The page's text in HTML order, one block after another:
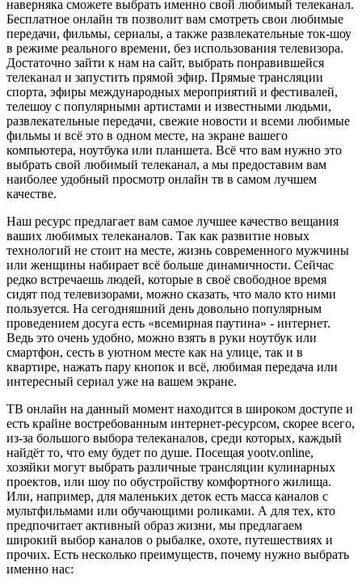
наверняка сможете выбрать именно свой любимый телеканал.
Бесплатное онлайн тв позволит вам смотреть свои любимые
передачи, фильмы, сериалы, а также развлекательные ток-шоу
в режиме реального времени, без использования телевизора.
Достаточно зайти к нам на сайт, выбрать понравившейся
телеканал и запустить прямой эфир. Прямые трансляции
спорта, эфиры международных мероприятий и фестивалей,
телешоу с популярными артистами и известными людьми,
развлекательные передачи, свежие новости и всеми любимые
фильмы и всё это в одном месте, на экране вашего
компьютера, ноутбука или планшета. Всё что вам нужно это
выбрать свой любимый телеканал, а мы предоставим вам
наиболее удобный просмотр онлайн тв в самом лучшем
качестве.
Наш ресурс предлагает вам самое лучшее качество вещания
ваших любимых телеканалов. Так как развитие новых
технологий не стоит на месте, жизнь современного мужчины
или женщины набирает всё больше динамичности. Сейчас
редко встречаешь людей, которые в своё свободное время
сидят под телевизорами, можно сказать, что мало кто ними
пользуется. На сегодняшний день довольно популярным
проведением досуга есть «всемирная паутина» - интернет.
Ведь это очень удобно, можно взять в руки ноутбук или
смартфон, сесть в уютном месте как на улице, так и в
квартире, нажать пару кнопок и всё, любимая передача или
интересный сериал уже на вашем экране.
ТВ онлайн на данный момент находится в широком доступе и
есть крайне востребованным интернет-ресурсом, скорее всего,
из-за большого выбора телеканалов, среди которых, каждый
найдёт то, что ему будет по душе. Посещая yootv.online,
хозяйки могут выбрать различные трансляции кулинарных
проектов, или шоу по обустройству комфортного жилища.
Или, например, для маленьких деток есть масса каналов с
мультфильмами или обучающими роликами. А для тех, кто
предпочитает активный образ жизни, мы предлагаем
широкий выбор каналов о рыбалке, охоте, путешествиях и
прочих. Есть несколько преимуществ, почему нужно выбрать
именно нас: